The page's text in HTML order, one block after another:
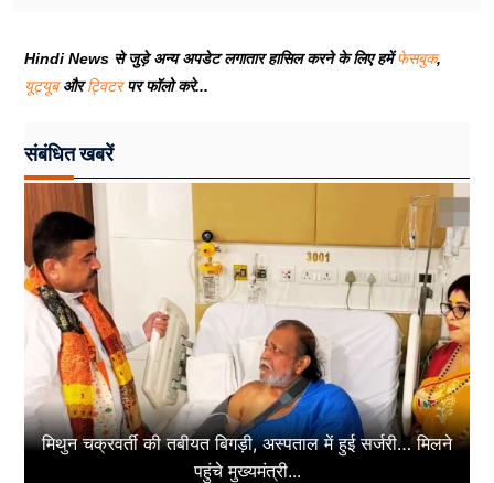
Hindi News से जुड़े अन्य अपडेट लगातार हासिल करने के लिए हमेंफेसबुक,
यूट्यूबऔरट्विटरपर फॉलो करे...
संबंधित खबरें
मिथुन चक्रवर्ती की तबीयत बिगड़ी, अस्पताल में हुई सर्जरी… मिलने
पहुंचे मुख्यमंत्री...